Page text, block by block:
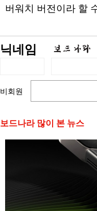
버워치 버전이라 할
닉네임
비회원
보드나라 많이 본 뉴스